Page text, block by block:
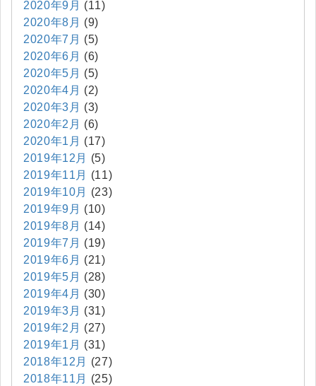
2020年9月 (11)
2020年8月 (9)
2020年7月 (5)
2020年6月 (6)
2020年5月 (5)
2020年4月 (2)
2020年3月 (3)
2020年2月 (6)
2020年1月 (17)
2019年12月
(5)
2019年11月
(11)
2019年10月
(23)
2019年9月 (10)
2019年8月 (14)
2019年7月 (19)
2019年6月 (21)
2019年5月 (28)
2019年4月 (30)
2019年3月 (31)
2019年2月 (27)
2019年1月 (31)
2018年12月
(27)
2018年11月
(25)